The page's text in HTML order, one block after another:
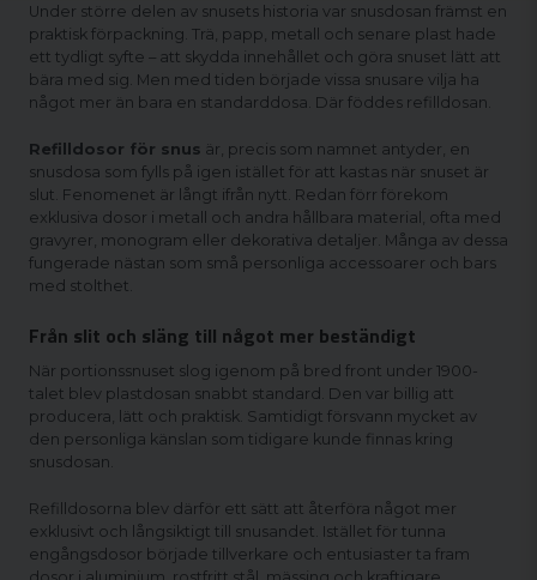
Under större delen av snusets historia var snusdosan främst en
praktisk förpackning. Trä, papp, metall och senare plast hade
ett tydligt syfte – att skydda innehållet och göra snuset lätt att
bära med sig. Men med tiden började vissa snusare vilja ha
något mer än bara en standarddosa. Där föddes refilldosan.
Refilldosor för snus är, precis som namnet antyder, en
snusdosa som fylls på igen istället för att kastas när snuset är
slut. Fenomenet är långt ifrån nytt. Redan förr förekom
exklusiva dosor i metall och andra hållbara material, ofta med
gravyrer, monogram eller dekorativa detaljer. Många av dessa
fungerade nästan som små personliga accessoarer och bars
med stolthet.
Från slit och släng till något mer beständigt
När portionssnuset slog igenom på bred front under 1900-
talet blev plastdosan snabbt standard. Den var billig att
producera, lätt och praktisk. Samtidigt försvann mycket av
den personliga känslan som tidigare kunde finnas kring
snusdosan.
Refilldosorna blev därför ett sätt att återföra något mer
exklusivt och långsiktigt till snusandet. Istället för tunna
engångsdosor började tillverkare och entusiaster ta fram